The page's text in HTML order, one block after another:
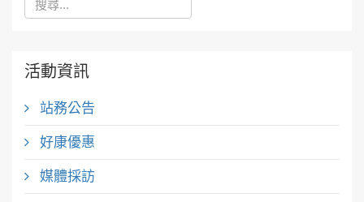
活動資訊
站務公告
好康優惠
媒體採訪